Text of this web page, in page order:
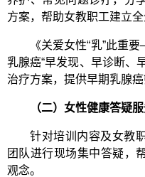
方案，帮助女教职工建立
《关爱女性“乳”此重
乳腺癌“早发现、早诊断、
治疗方案，提供早期乳腺癌
（二）女性健康答疑
针对培训内容及女教
团队进行现场集中答疑，
观念。